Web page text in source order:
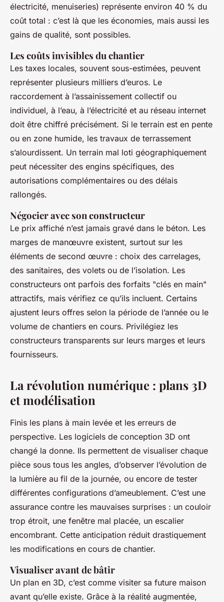
électricité, menuiseries) représente environ 40 % du
coût total : c’est là que les économies, mais aussi les
gains de qualité, sont possibles.
Les coûts invisibles du chantier
Les taxes locales, souvent sous-estimées, peuvent
représenter plusieurs milliers d’euros. Le
raccordement à l’assainissement collectif ou
individuel, à l’eau, à l’électricité et au réseau internet
doit être chiffré précisément. Si le terrain est en pente
ou en zone humide, les travaux de terrassement
s’alourdissent. Un terrain mal loti géographiquement
peut nécessiter des engins spécifiques, des
autorisations complémentaires ou des délais
rallongés.
Négocier avec son constructeur
Le prix affiché n’est jamais gravé dans le béton. Les
marges de manœuvre existent, surtout sur les
éléments de second œuvre : choix des carrelages,
des sanitaires, des volets ou de l’isolation. Les
constructeurs ont parfois des forfaits "clés en main"
attractifs, mais vérifiez ce qu’ils incluent. Certains
ajustent leurs offres selon la période de l’année ou le
volume de chantiers en cours. Privilégiez les
constructeurs transparents sur leurs marges et leurs
fournisseurs.
La révolution numérique : plans 3D
et modélisation
Finis les plans à main levée et les erreurs de
perspective. Les logiciels de conception 3D ont
changé la donne. Ils permettent de visualiser chaque
pièce sous tous les angles, d’observer l’évolution de
la lumière au fil de la journée, ou encore de tester
différentes configurations d’ameublement. C’est une
assurance contre les mauvaises surprises : un couloir
trop étroit, une fenêtre mal placée, un escalier
encombrant. Cette anticipation réduit drastiquement
les modifications en cours de chantier.
Visualiser avant de bâtir
Un plan en 3D, c’est comme visiter sa future maison
avant qu’elle existe. Grâce à la réalité augmentée,